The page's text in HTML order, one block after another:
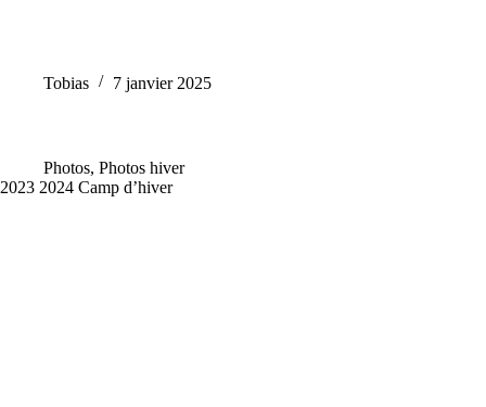
Tobias 7 janvier 2025
Photos, Photos hiver
2023 2024 Camp d’hiver